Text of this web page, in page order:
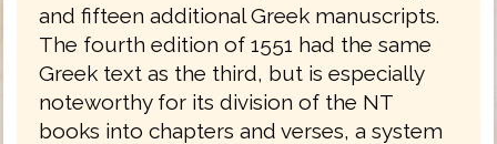
and fifteen additional Greek manuscripts.
The fourth edition of 1551 had the same
Greek text as the third, but is especially
noteworthy for its division of the NT
books into chapters and verses, a system